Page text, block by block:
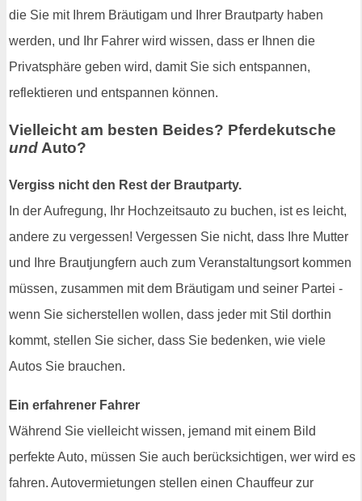
die Sie mit Ihrem Bräutigam und Ihrer Brautparty haben
werden, und Ihr Fahrer wird wissen, dass er Ihnen die
Privatsphäre geben wird, damit Sie sich entspannen,
reflektieren und entspannen können.
Vielleicht am besten Beides? Pferdekutsche
und Auto?
Vergiss nicht den Rest der Brautparty.
In der Aufregung, Ihr Hochzeitsauto zu buchen, ist es leicht,
andere zu vergessen! Vergessen Sie nicht, dass Ihre Mutter
und Ihre Brautjungfern auch zum Veranstaltungsort kommen
müssen, zusammen mit dem Bräutigam und seiner Partei -
wenn Sie sicherstellen wollen, dass jeder mit Stil dorthin
kommt, stellen Sie sicher, dass Sie bedenken, wie viele
Autos Sie brauchen.
Ein erfahrener Fahrer
Während Sie vielleicht wissen, jemand mit einem Bild
perfekte Auto, müssen Sie auch berücksichtigen, wer wird es
fahren. Autovermietungen stellen einen Chauffeur zur